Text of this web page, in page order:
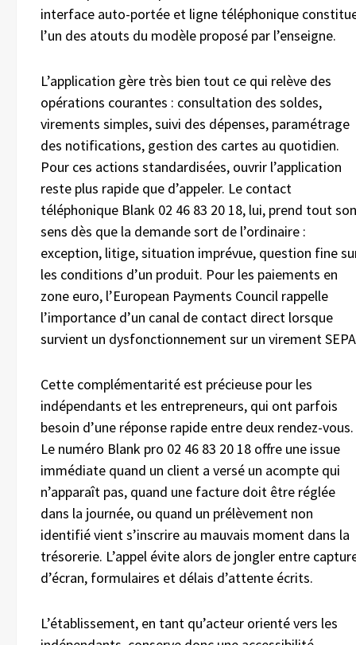
interface auto-portée et ligne téléphonique
l’un des atouts du modèle proposé par l’enseigne.
L’application gère très bien tout ce qui relève des
opérations courantes : consultation des soldes,
virements simples, suivi des dépenses, paramétrage
des notifications, gestion des cartes au quotidien.
Pour ces actions standardisées, ouvrir l’application
reste plus rapide que d’appeler. Le contact
téléphonique Blank 02 46 83 20 18, lui, prend tout son
sens dès que la demande sort de l’ordinaire :
exception, litige, situation imprévue, question fine
les conditions d’un produit. Pour les paiements en
zone euro, l’European Payments Council rappelle
l’importance d’un canal de contact direct lorsque
survient un dysfonctionnement sur un virement
Cette complémentarité est précieuse pour les
indépendants et les entrepreneurs, qui ont parfois
besoin d’une réponse rapide entre deux rendez-vous.
Le numéro Blank pro 02 46 83 20 18 offre une issue
immédiate quand un client a versé un acompte qui
n’apparaît pas, quand une facture doit être réglée
dans la journée, ou quand un prélèvement non
identifié vient s’inscrire au mauvais moment dans la
trésorerie. L’appel évite alors de jongler entre
d’écran, formulaires et délais d’attente écrits.
L’établissement, en tant qu’acteur orienté vers les